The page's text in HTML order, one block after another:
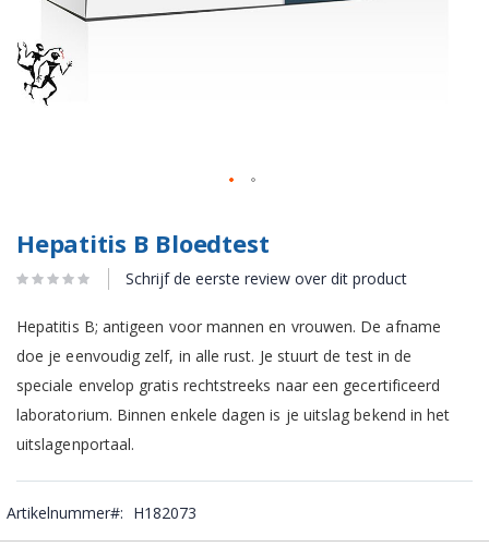
Hepatitis B Bloedtest
Schrijf de eerste review over dit product
Hepatitis B; antigeen voor mannen en vrouwen. De afname
doe je eenvoudig zelf, in alle rust. Je stuurt de test in de
speciale envelop gratis rechtstreeks naar een gecertificeerd
laboratorium. Binnen enkele dagen is je uitslag bekend in het
uitslagenportaal.
Artikelnummer H182073